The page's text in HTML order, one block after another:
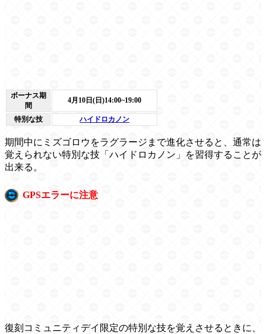
ボーナス期
間
4月10日(日)14:00~19:00
特別な技 ハイドロカノン
期間中にミズゴロウをラグラージまで進化させると、通常は
覚えられない特別な技「ハイドロカノン」を習得することが
出来る。
GPSエラーに注意
復刻コミュニティデイ限定の特別な技を覚えさせるときに、